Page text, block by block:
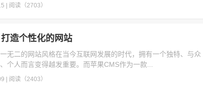
阅读（2703）
造个性化的网站
无二的网站风格在当今互联网发展的时代，拥有一个独特、与众
个人而言变得越发重要。而苹果CMS作为一款...
阅读（2403）